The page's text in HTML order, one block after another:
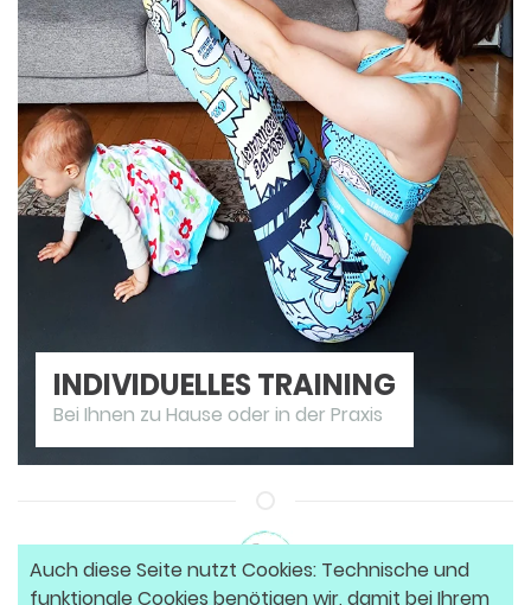
INDIVIDUELLES TRAINING
Bei Ihnen zu Hause oder in der Praxis
Auch diese Seite nutzt Cookies: Technische und
funktionale Cookies benötigen wir, damit bei Ihrem